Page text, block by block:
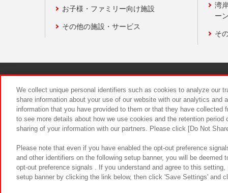
お子様・ファミリー向け施設
その他の施設・サービス
湾
ー
そ
食品のご
We collect unique personal identifiers such as cookies to analyze our
share information about your use of our website with our analytics and
information that you have provided to them or that they have
to see more details about how we use cookies and the retention
sharing of your information with our partners. Please click [Do Not
Please note that even if you have enabled the opt-out preference
and other identifiers on the following setup banner, you will be
opt-out preference signals . If you understand and agree to this
setup banner by clicking the link below, then click 'Save Settings' and